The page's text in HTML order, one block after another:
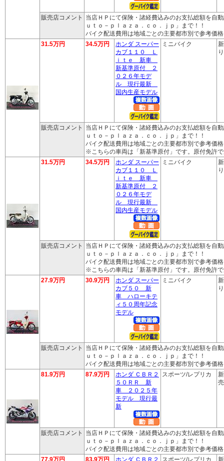
販売店コメント
当店ＨＰにて保険・諸経費込みのお支払総額を自
ｕｔｏ－ｐｌａｚａ．ｃｏ．ｊｐ」まで！！
バイク配送費用は地域ごとの主要都市別で参考価
31.5万円
34.5万円
ホンダ スーパー
カブ１１０ Ｌ
ｉｔｅ 新車
新基準原付 ２
０２６年モデ
ル 現行最新
国内生産モデル
ミニバイク
販売店コメント
当店ＨＰにて保険・諸経費込みのお支払総額を自
ｕｔｏ－ｐｌａｚａ．ｃｏ．ｊｐ」まで！！
バイク配送費用は地域ごとの主要都市別で参考価
※こちらの車両は「新基準原付」です。原付免許
31.5万円
34.5万円
ホンダ スーパー
カブ１１０ Ｌ
ｉｔｅ 新車
新基準原付 ２
０２６年モデ
ル 現行最新
国内生産モデル
ミニバイク
販売店コメント
当店ＨＰにて保険・諸経費込みのお支払総額を自
ｕｔｏ－ｐｌａｚａ．ｃｏ．ｊｐ」まで！！
バイク配送費用は地域ごとの主要都市別で参考価
※こちらの車両は「新基準原付」です。原付免許
27.9万円
30.9万円
ホンダ スーパー
カブ５０ 新
車 ハローキテ
ィ５０周年記念
モデル
ミニバイク
販売店コメント
当店ＨＰにて保険・諸経費込みのお支払総額を自
ｕｔｏ－ｐｌａｚａ．ｃｏ．ｊｐ」まで！！
バイク配送費用は地域ごとの主要都市別で参考価
81.9万円
87.9万円
ホンダ ＣＢＲ２
５０ＲＲ 新
車 ２０２５年
モデル 現行最
新
スポーツ/レプリカ
販売店コメント
当店ＨＰにて保険・諸経費込みのお支払総額を自
ｕｔｏ－ｐｌａｚａ．ｃｏ．ｊｐ」まで！！
バイク配送費用は地域ごとの主要都市別で参考価
77.9万円
83.9万円
ホンダ ＣＢＲ２
スポーツ/レプリカ